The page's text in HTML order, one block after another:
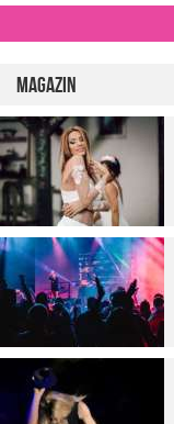
Magazin